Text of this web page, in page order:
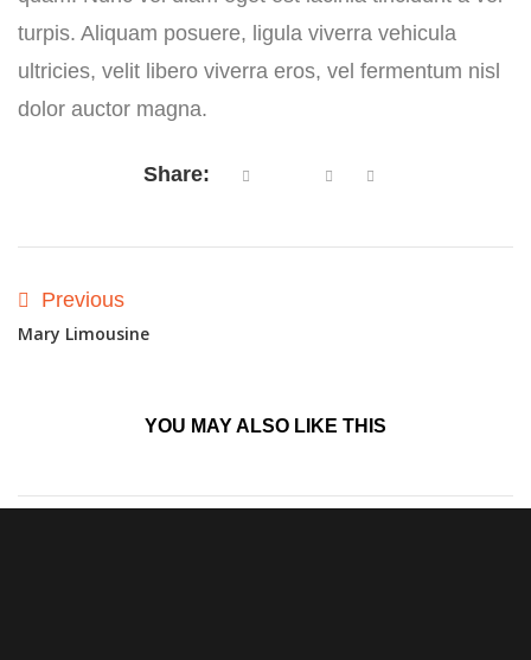
turpis. Aliquam posuere, ligula viverra vehicula
ultricies, velit libero viverra eros, vel fermentum nisl
dolor auctor magna.
Share:
Previous
Mary Limousine
YOU MAY ALSO LIKE THIS